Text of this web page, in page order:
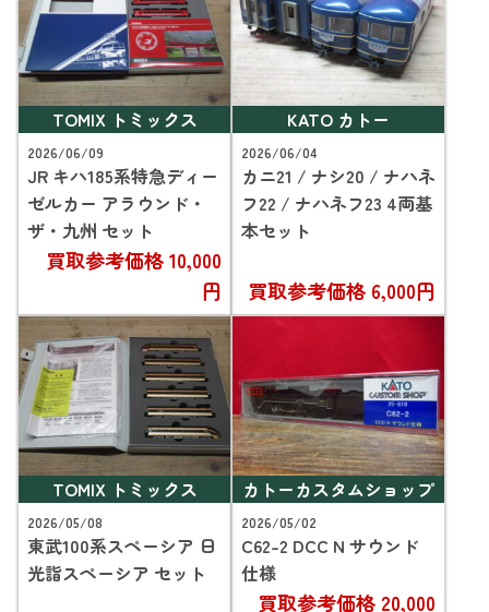
TOMIX トミックス
2026/06/09
JR キハ185系特急ディー
ゼルカー アラウンド・
ザ・九州 セット
買取参考価格10,000
円
KATO カトー
2026/06/04
カニ21 / ナシ20 / ナハネ
フ22 / ナハネフ23 4両基
本セット
買取参考価格 6,000円
TOMIX トミックス
2026/05/08
東武100系スペーシア 日
光詣スペーシア セット
カトーカスタムショップ
2026/05/02
C62-2 DCC N サウンド
仕様
買取参考価格 20,000